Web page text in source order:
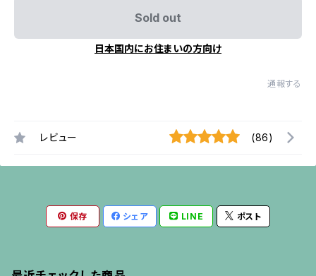
Sold out
日本国内にお住まいの方向け
通報する
レビュー (86)
保存 シェア LINE ポスト